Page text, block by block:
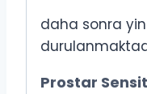
daha sonra
Prostar